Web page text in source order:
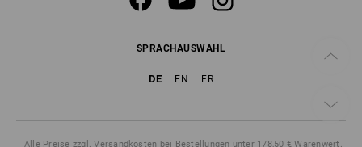
SPRACHAUSWAHL
DE EN FR
Alle Preise zzgl. Versandkosten bei Bestellungen unter 178,50 € Warenwert.